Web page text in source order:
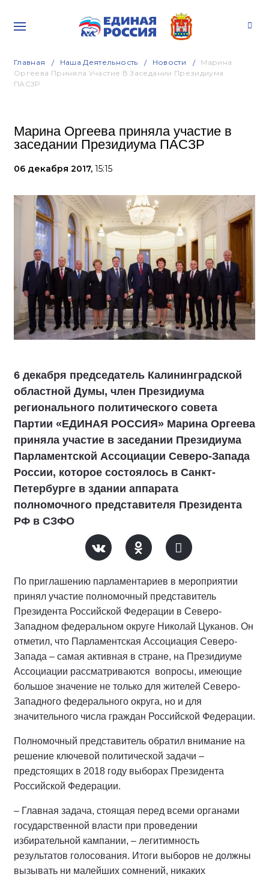
Главная Наша Деятельность Новости
Марина
Оргеева Приняла Участие В Заседании Президиума
ПАСЗР
Марина Оргеева приняла участие в
заседании Президиума ПАСЗР
06 декабря 2017, 15:15
6 декабря председатель Калининградской
областной Думы, член Президиума
регионального политического совета
Партии «ЕДИНАЯ РОССИЯ» Марина Оргеева
приняла участие в заседании Президиума
Парламентской Ассоциации Северо-Запада
России, которое состоялось в Санкт-
Петербурге в здании аппарата
полномочного представителя Президента
РФ в СЗФО
По приглашению парламентариев в мероприятии
принял участие полномочный представитель
Президента Российской Федерации в Северо-
Западном федеральном округе Николай Цуканов. Он
отметил, что Парламентская Ассоциация Северо-
Запада – самая активная в стране, на Президиуме
Ассоциации рассматриваются вопросы, имеющие
большое значение не только для жителей Северо-
Западного федерального округа, но и для
значительного числа граждан Российской Федерации.
Полномочный представитель обратил внимание на
решение ключевой политической задачи –
предстоящих в 2018 году выборах Президента
Российской Федерации.
– Главная задача, стоящая перед всеми органами
государственной власти при проведении
избирательной кампании, – легитимность
результатов голосования. Итоги выборов не должны
вызывать ни малейших сомнений, никаких